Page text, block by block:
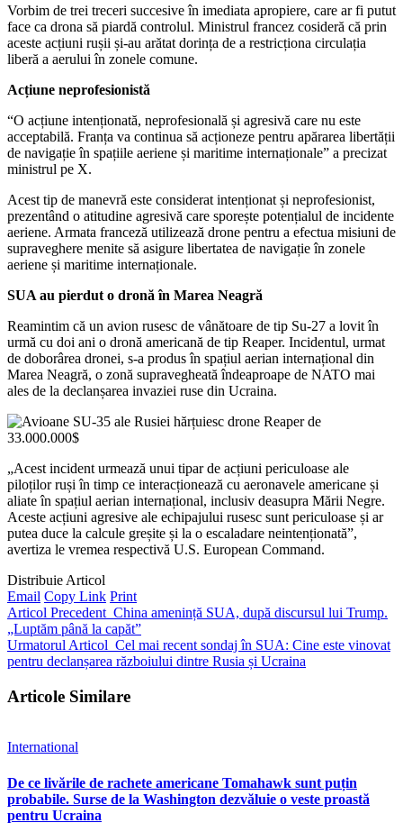
Vorbim de trei treceri succesive în imediata apropiere, care ar fi putut
face ca drona să piardă controlul. Ministrul francez cosideră că prin
aceste acțiuni rușii și-au arătat dorința de a restricționa circulația
liberă a aerului în zonele comune.
Acțiune neprofesionistă
“O acțiune intenționată, neprofesională și agresivă care nu este
acceptabilă. Franța va continua să acționeze pentru apărarea libertății
de navigație în spațiile aeriene și maritime internaționale” a precizat
ministrul pe X.
Acest tip de manevră este considerat intenționat și neprofesionist,
prezentând o atitudine agresivă care sporește potențialul de incidente
aeriene. Armata franceză utilizează drone pentru a efectua misiuni de
supraveghere menite să asigure libertatea de navigație în zonele
aeriene și maritime internaționale.
SUA au pierdut o dronă în Marea Neagră
Reamintim că un avion rusesc de vânătoare de tip Su-27 a lovit în
urmă cu doi ani o dronă americană de tip Reaper. Incidentul, urmat
de doborârea dronei, s-a produs în spațiul aerian internațional din
Marea Neagră, o zonă supravegheată îndeaproape de NATO mai
ales de la declanșarea invaziei ruse din Ucraina.
„Acest incident urmează unui tipar de acțiuni periculoase ale
piloților ruși în timp ce interacționează cu aeronavele americane și
aliate în spațiul aerian internațional, inclusiv deasupra Mării Negre.
Aceste acțiuni agresive ale echipajului rusesc sunt periculoase și ar
putea duce la calcule greșite și la o escaladare neintenționată”,
avertiza le vremea respectivă U.S. European Command.
Distribuie Articol
Email Copy Link Print
Articol Precedent China amenință SUA, după discursul lui Trump.
„Luptăm până la capăt”
Urmatorul Articol Cel mai recent sondaj în SUA: Cine este vinovat
pentru declanșarea războiului dintre Rusia și Ucraina
Articole Similare
International
De ce livările de rachete americane Tomahawk sunt puțin
probabile. Surse de la Washington dezvăluie o veste proastă
pentru Ucraina